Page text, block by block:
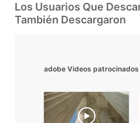
Los Usuarios Que
También Descargaron
adobe Videos patrocinados